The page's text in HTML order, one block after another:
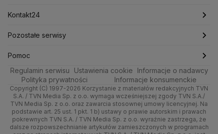
Ministerstwo Aktywów Państwowych
Ministerstwo Infrastruktury
Ministerstwo Rolnictwa
Ministerstwo Rozwoju i Technologii
Ministerstwo Sportu i Turystyki
Ministerstwo Cyfryzacji
Ministerstwo Edukacji Narodowej
Ministerstwo Finansów
Ministerstwo Klimatu i Środowiska
Technologia
Quizy
Tematy
Poznań
Trójmiasto
Kielce
Kujawsko-pomorskie
Lublin
Lubuskie
Nieruchomości
Rynki
Dla firm
Handel
Ze świata
Tech
Moto
Pogoda na jutro
Pogoda na weekend
Najnowsze
Polska
Prognoza
Świat
Tenis
Kolarstwo
Skoki Narciarskie
Sporty zimowe
Lekkoatletyka
Siatkówka
Najnowsze
Polska
Świat
Polityka
Zdrowie
Tech
Kontakt24
Najnowsze
Gorące Tematy
Wyślij zgłoszenie
Pozostałe serwisy
TVN
Dzień Dobry TVN
Uwaga TVN
HGTV
Pomoc
Centrum pomocy
Test zgodności
Oglądaj na TV
Regulamin serwisu Ustawienia cookie
Informacje o nadawcy
Polityka prywatności
Informacje konsumenckie
Copyright (C) 1997-2026 Korzystanie z materiałów redakcyjnych TVN
S.A. / TVN Media Sp. z o.o. wymaga wcześniejszej zgody TVN S.A./
TVN Media Sp. z o.o. oraz zawarcia stosownej umowy licencyjnej. Na
podstawie art. 25 ust. 1 pkt. 1 b) ustawy o prawie autorskim i prawach
pokrewnych TVN S.A. / TVN Media Sp. z o.o. wyraźnie zastrzega, że
dalsze rozpowszechnianie artykułów zamieszczonych w programach